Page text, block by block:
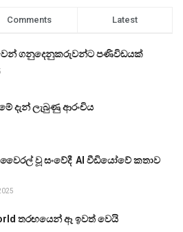
Comments Latest
ගනුදෙනුකරුවන්ට පණිවිඩයක්
දැන් ලැබුණු ආරංචිය
වූ සංවේදී AI වීඩියෝවේ කතාව
තරඟයෙන් ඈ ඉවත් වෙයි